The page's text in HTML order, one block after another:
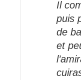
Il
puis
de
et